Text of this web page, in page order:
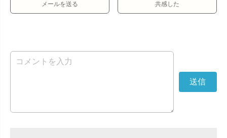
メールを送る 共感した